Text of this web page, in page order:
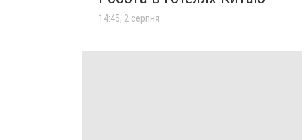
14:45, 2 серпня